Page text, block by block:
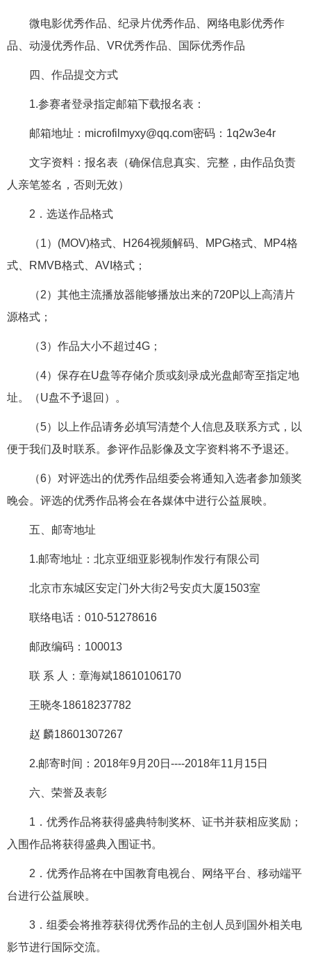
微电影优秀作品、纪录片优秀作品、网络电影优秀作
品、动漫优秀作品、VR优秀作品、国际优秀作品
四、作品提交方式
1.参赛者登录指定邮箱下载报名表：
邮箱地址：microfilmyxy@qq.com密码：1q2w3e4r
文字资料：报名表（确保信息真实、完整，由作品负责
人亲笔签名，否则无效）
2．选送作品格式
（1）(MOV)格式、H264视频解码、MPG格式、MP4格
式、RMVB格式、AVI格式；
（2）其他主流播放器能够播放出来的720P以上高清片
源格式；
（3）作品大小不超过4G；
（4）保存在U盘等存储介质或刻录成光盘邮寄至指定地
址。（U盘不予退回）。
（5）以上作品请务必填写清楚个人信息及联系方式，以
便于我们及时联系。参评作品影像及文字资料将不予退还。
（6）对评选出的优秀作品组委会将通知入选者参加颁奖
晚会。评选的优秀作品将会在各媒体中进行公益展映。
五、邮寄地址
1.邮寄地址：北京亚细亚影视制作发行有限公司
北京市东城区安定门外大街2号安贞大厦1503室
联络电话：010-51278616
邮政编码：100013
联 系 人：章海斌18610106170
王晓冬18618237782
赵 麟18601307267
2.邮寄时间：2018年9月20日----2018年11月15日
六、荣誉及表彰
1．优秀作品将获得盛典特制奖杯、证书并获相应奖励；
入围作品将获得盛典入围证书。
2．优秀作品将在中国教育电视台、网络平台、移动端平
台进行公益展映。
3．组委会将推荐获得优秀作品的主创人员到国外相关电
影节进行国际交流。